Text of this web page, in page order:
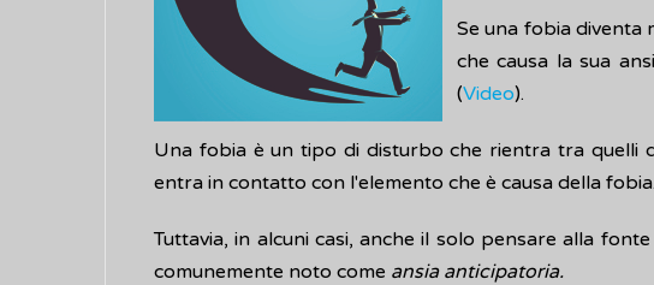
Se una fobia diventa
che causa la sua
(Video).
Una fobia è un tipo di disturbo che rientra tra quelli
entra in contatto con l'elemento che è causa della fobia.
Tuttavia, in alcuni casi, anche il solo pensare alla
comunemente noto come ansia anticipatoria.